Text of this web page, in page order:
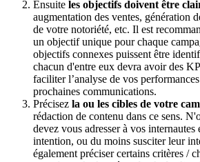
Ensuite les objectifs doivent être
augmentation des ventes, génération
de votre notoriété, etc. Il est
un objectif unique pour chaque
objectifs connexes puissent être
chacun d'entre eux devra avoir des
faciliter l’analyse de vos
prochaines communications.
Précisez la ou les cibles de votre
rédaction de contenu dans ce sens.
devez vous adresser à vos
intention, ou du moins susciter leur
également préciser certains critères /